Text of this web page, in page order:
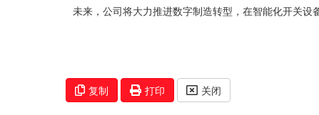
未来，公司将大力推进数字制造转型，在智能化开关设
复制 打印 关闭